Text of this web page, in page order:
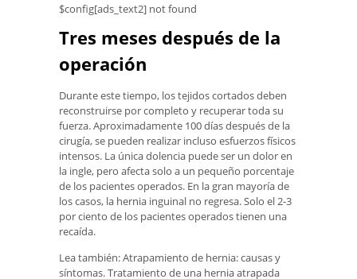
$config[ads_text2] not found
Tres meses después de la
operación
Durante este tiempo, los tejidos cortados deben
reconstruirse por completo y recuperar toda su
fuerza. Aproximadamente 100 días después de la
cirugía, se pueden realizar incluso esfuerzos físicos
intensos. La única dolencia puede ser un dolor en
la ingle, pero afecta solo a un pequeño porcentaje
de los pacientes operados. En la gran mayoría de
los casos, la hernia inguinal no regresa. Solo el 2-3
por ciento de los pacientes operados tienen una
recaída.
Lea también: Atrapamiento de hernia: causas y
síntomas. Tratamiento de una hernia atrapada